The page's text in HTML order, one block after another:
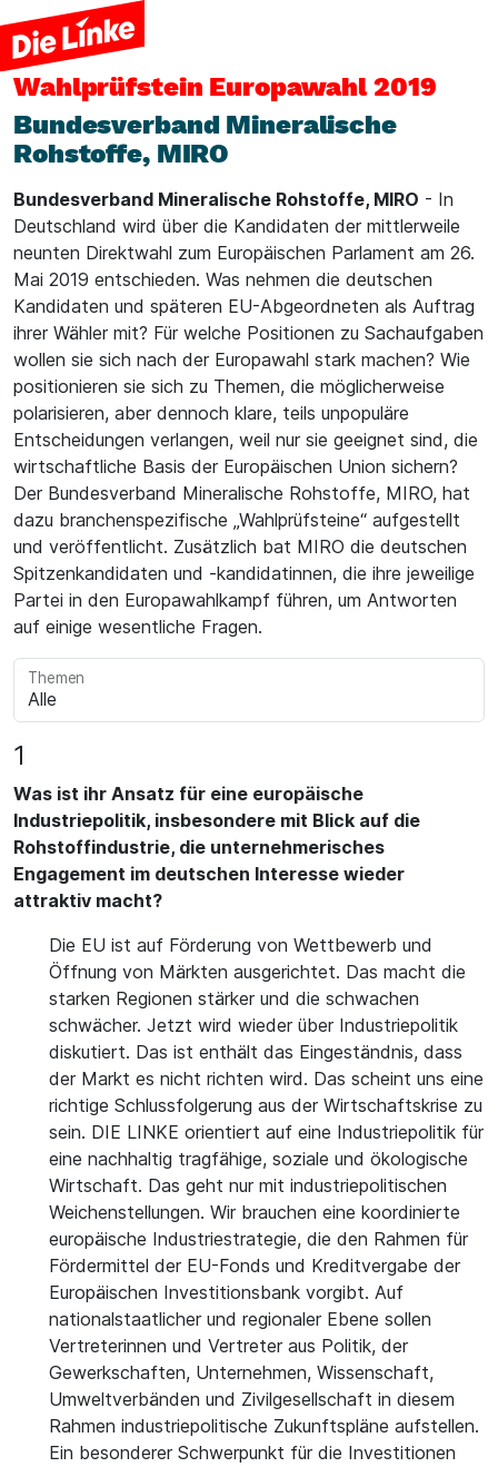
Wahlprüfstein Europawahl 2019
Bundesverband Mineralische
Rohstoffe, MIRO
Bundesverband Mineralische Rohstoffe, MIRO - In
Deutschland wird über die Kandidaten der mittlerweile
neunten Direktwahl zum Europäischen Parlament am 26.
Mai 2019 entschieden. Was nehmen die deutschen
Kandidaten und späteren EU-Abgeordneten als Auftrag
ihrer Wähler mit? Für welche Positionen zu Sachaufgaben
wollen sie sich nach der Europawahl stark machen? Wie
positionieren sie sich zu Themen, die möglicherweise
polarisieren, aber dennoch klare, teils unpopuläre
Entscheidungen verlangen, weil nur sie geeignet sind, die
wirtschaftliche Basis der Europäischen Union sichern?
Der Bundesverband Mineralische Rohstoffe, MIRO, hat
dazu branchenspezifische „Wahlprüfsteine“ aufgestellt
und veröffentlicht. Zusätzlich bat MIRO die deutschen
Spitzenkandidaten und -kandidatinnen, die ihre jeweilige
Partei in den Europawahlkampf führen, um Antworten
auf einige wesentliche Fragen.
Themen
1
Was ist ihr Ansatz für eine europäische
Industriepolitik, insbesondere mit Blick auf die
Rohstoffindustrie, die unternehmerisches
Engagement im deutschen Interesse wieder
attraktiv macht?
Die EU ist auf Förderung von Wettbewerb und
Öffnung von Märkten ausgerichtet. Das macht die
starken Regionen stärker und die schwachen
schwächer. Jetzt wird wieder über Industriepolitik
diskutiert. Das ist enthält das Eingeständnis, dass
der Markt es nicht richten wird. Das scheint uns eine
richtige Schlussfolgerung aus der Wirtschaftskrise zu
sein. DIE LINKE orientiert auf eine Industriepolitik für
eine nachhaltig tragfähige, soziale und ökologische
Wirtschaft. Das geht nur mit industriepolitischen
Weichenstellungen. Wir brauchen eine koordinierte
europäische Industriestrategie, die den Rahmen für
Fördermittel der EU-Fonds und Kreditvergabe der
Europäischen Investitionsbank vorgibt. Auf
nationalstaatlicher und regionaler Ebene sollen
Vertreterinnen und Vertreter aus Politik, der
Gewerkschaften, Unternehmen, Wissenschaft,
Umweltverbänden und Zivilgesellschaft in diesem
Rahmen industriepolitische Zukunftspläne aufstellen.
Ein besonderer Schwerpunkt für die Investitionen